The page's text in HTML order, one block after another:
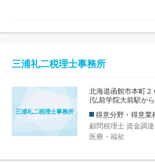
三浦礼二税理士事務所
三浦礼二税理士事務所
北海道函館市本町２
(弘前学院大前駅か
得意分野・得意業
顧問税理士 資金調達
医療・福祉